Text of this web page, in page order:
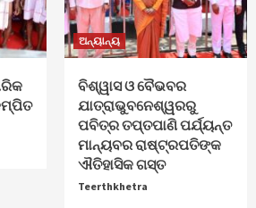
ଅନ୍ୟାନ୍ୟ
ବିଶ୍ୱାସ ଓ ବୈଭବର
ଯାତ୍ରାଭୁବନେଶ୍ୱରରୁ
ପବିତ୍ର ତପ୍ତପାଣି ପର୍ଯ୍ୟନ୍ତ
ମାନ୍ୟବର ରାଷ୍ଟ୍ରପତିଙ୍କ
ଐତିହାସିକ ଗସ୍ତ
Teerthkhetra